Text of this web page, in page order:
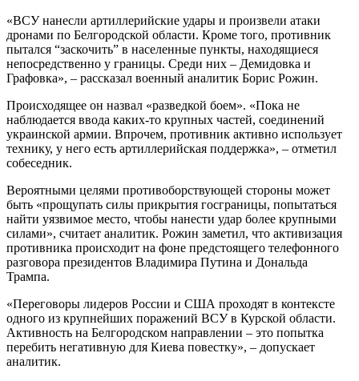
«ВСУ нанесли артиллерийские удары и произвели атаки
дронами по Белгородской области. Кроме того, противник
пытался “заскочить” в населенные пункты, находящиеся
непосредственно у границы. Среди них – Демидовка и
Графовка», – рассказал военный аналитик Борис Рожин.
Происходящее он назвал «разведкой боем». «Пока не
наблюдается ввода каких-то крупных частей, соединений
украинской армии. Впрочем, противник активно использует
технику, у него есть артиллерийская поддержка», – отметил
собеседник.
Вероятными целями противоборствующей стороны может
быть «прощупать силы прикрытия госграницы, попытаться
найти уязвимое место, чтобы нанести удар более крупными
силами», считает аналитик. Рожин заметил, что активизация
противника происходит на фоне предстоящего телефонного
разговора президентов Владимира Путина и Дональда
Трампа.
«Переговоры лидеров России и США проходят в контексте
одного из крупнейших поражений ВСУ в Курской области.
Активность на Белгородском направлении – это попытка
перебить негативную для Киева повестку», – допускает
аналитик.